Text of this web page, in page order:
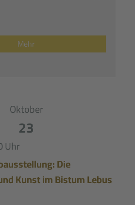
Mehr
Oktober
23
Uhr
Die
Kunst im Bistum Lebus